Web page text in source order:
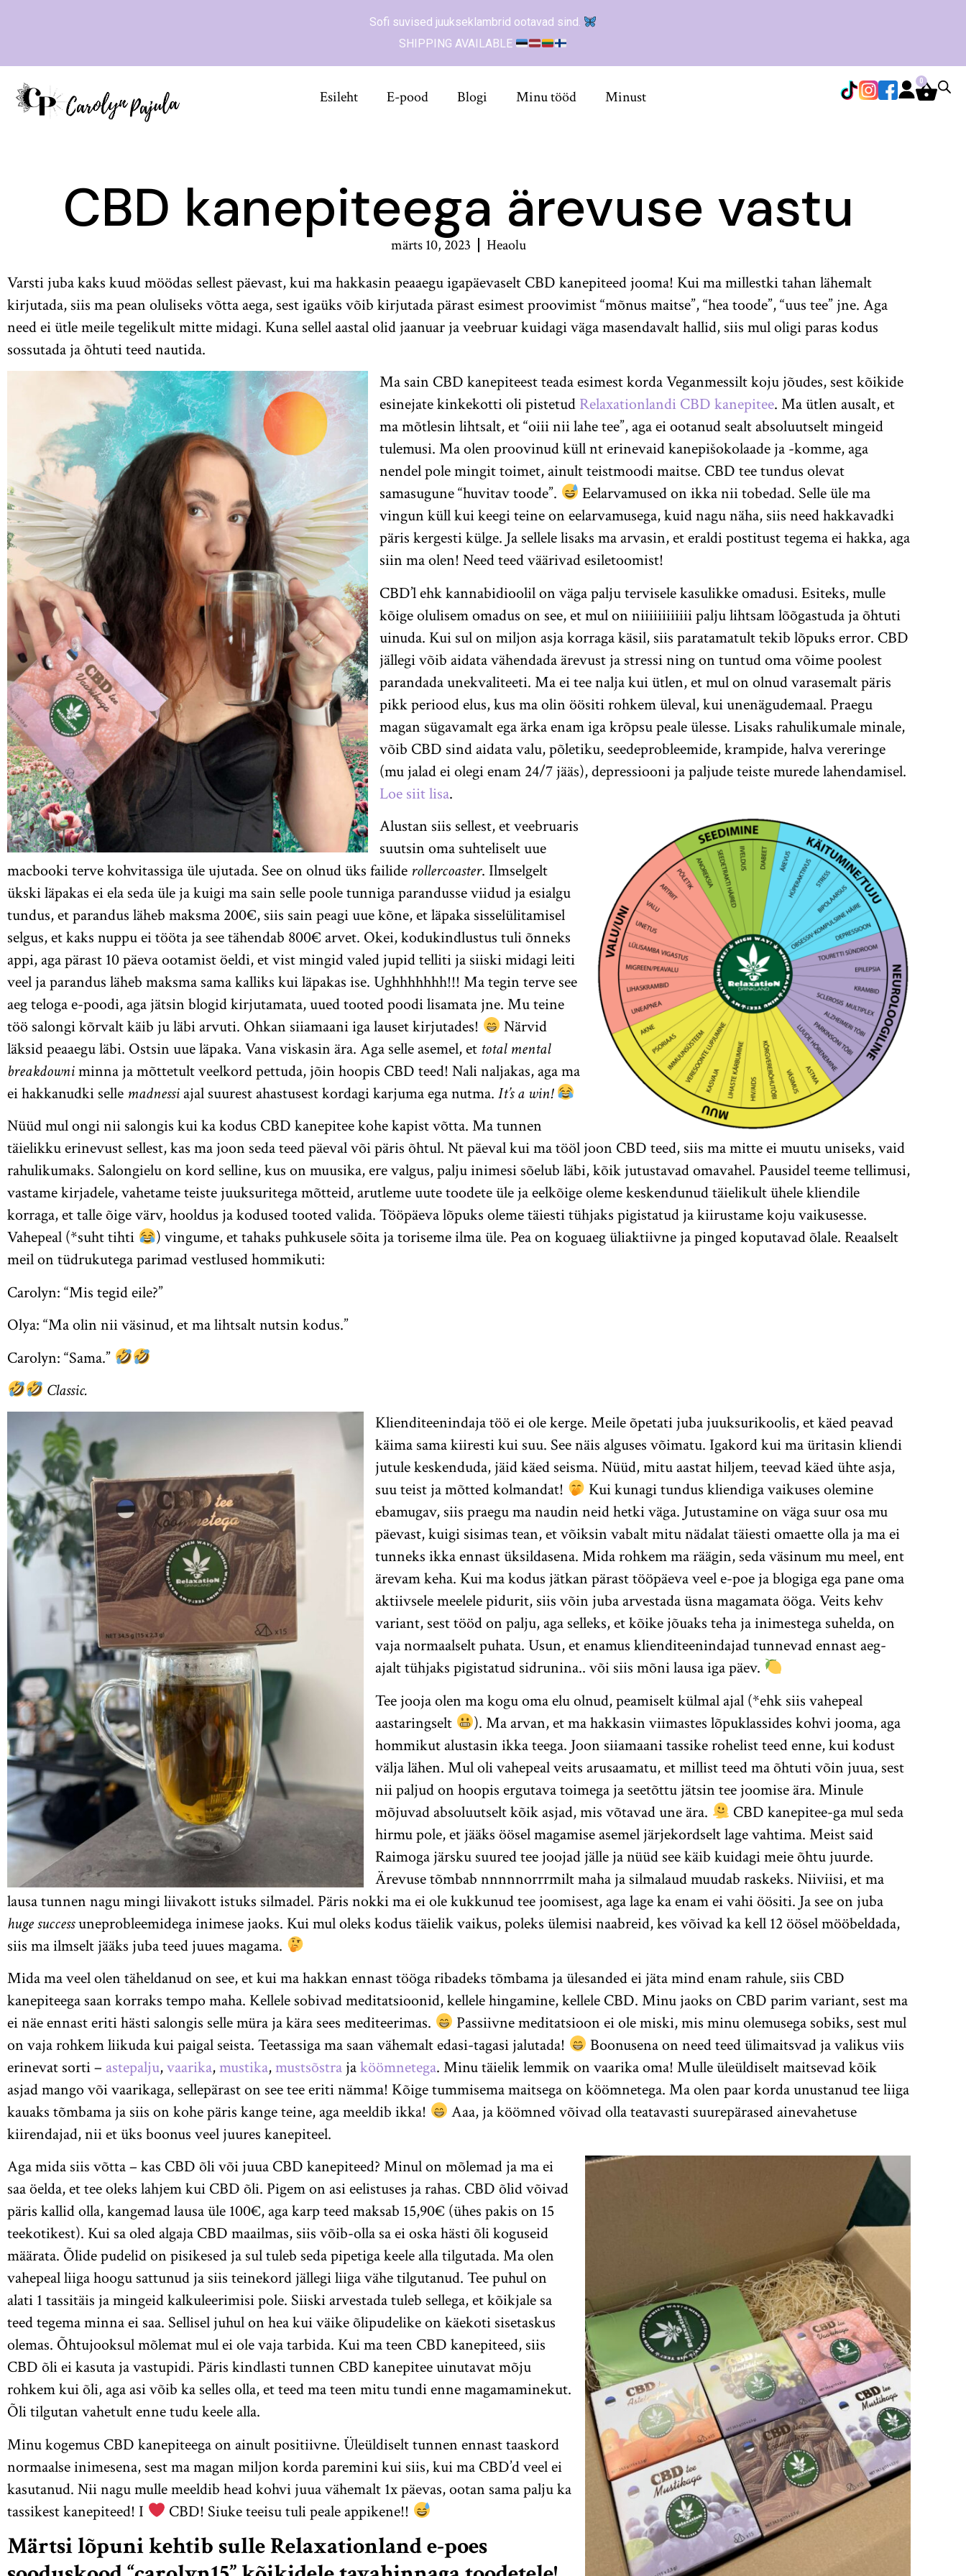
Sofi suvised juukseklambrid ootavad sind.
SHIPPING AVAILABLE
Esileht E-pood Blogi Minu tööd Minust
0
CBD kanepiteega ärevuse vastu
märts 10, 2023 Heaolu
Varsti juba kaks kuud möödas sellest päevast, kui ma hakkasin peaaegu igapäevaselt CBD kanepiteed jooma! Kui ma millestki tahan lähemalt
kirjutada, siis ma pean oluliseks võtta aega, sest igaüks võib kirjutada pärast esimest proovimist “mõnus maitse”, “hea toode”, “uus tee” jne. Aga
need ei ütle meile tegelikult mitte midagi. Kuna sellel aastal olid jaanuar ja veebruar kuidagi väga masendavalt hallid, siis mul oligi paras kodus
sossutada ja õhtuti teed nautida.
Ma sain CBD kanepiteest teada esimest korda Veganmessilt koju jõudes, sest kõikide
esinejate kinkekotti oli pistetud Relaxationlandi CBD kanepitee. Ma ütlen ausalt, et
ma mõtlesin lihtsalt, et “oiii nii lahe tee”, aga ei ootanud sealt absoluutselt mingeid
tulemusi. Ma olen proovinud küll nt erinevaid kanepišokolaade ja -komme, aga
nendel pole mingit toimet, ainult teistmoodi maitse. CBD tee tundus olevat
samasugune “huvitav toode”.
Eelarvamused on ikka nii tobedad. Selle üle ma
vingun küll kui keegi teine on eelarvamusega, kuid nagu näha, siis need hakkavadki
päris kergesti külge. Ja sellele lisaks ma arvasin, et eraldi postitust tegema ei hakka, aga
siin ma olen! Need teed väärivad esiletoomist!
CBD’l ehk kannabidioolil on väga palju tervisele kasulikke omadusi. Esiteks, mulle
kõige olulisem omadus on see, et mul on niiiiiiiiiiii palju lihtsam lõõgastuda ja õhtuti
uinuda. Kui sul on miljon asja korraga käsil, siis paratamatult tekib lõpuks error. CBD
jällegi võib aidata vähendada ärevust ja stressi ning on tuntud oma võime poolest
parandada unekvaliteeti. Ma ei tee nalja kui ütlen, et mul on olnud varasemalt päris
pikk periood elus, kus ma olin öösiti rohkem üleval, kui unenägudemaal. Praegu
magan sügavamalt ega ärka enam iga krõpsu peale ülesse. Lisaks rahulikumale minale,
võib CBD sind aidata valu, põletiku, seedeprobleemide, krampide, halva vereringe
(mu jalad ei olegi enam 24/7 jääs), depressiooni ja paljude teiste murede lahendamisel.
Loe siit lisa.
Alustan siis sellest, et veebruaris
suutsin oma suhteliselt uue
macbooki terve kohvitassiga üle ujutada. See on olnud üks failide rollercoaster. Ilmselgelt
ükski läpakas ei ela seda üle ja kuigi ma sain selle poole tunniga parandusse viidud ja esialgu
tundus, et parandus läheb maksma 200€, siis sain peagi uue kõne, et läpaka sisselülitamisel
selgus, et kaks nuppu ei tööta ja see tähendab 800€ arvet. Okei, kodukindlustus tuli õnneks
appi, aga pärast 10 päeva ootamist öeldi, et vist mingid valed jupid telliti ja siiski midagi leiti
veel ja parandus läheb maksma sama kalliks kui läpakas ise. Ughhhhhhh!!! Ma tegin terve see
aeg teloga e-poodi, aga jätsin blogid kirjutamata, uued tooted poodi lisamata jne. Mu teine
töö salongi kõrvalt käib ju läbi arvuti. Ohkan siiamaani iga lauset kirjutades!
Närvid
läksid peaaegu läbi. Ostsin uue läpaka. Vana viskasin ära. Aga selle asemel, et total mental
breakdowniminna ja mõttetult veelkord pettuda, jõin hoopis CBD teed! Nali naljakas, aga ma
ei hakkanudki selle madnessi ajal suurest ahastusest kordagi karjuma ega nutma. It’s a win!
Nüüd mul ongi nii salongis kui ka kodus CBD kanepitee kohe kapist võtta. Ma tunnen
täielikku erinevust sellest, kas ma joon seda teed päeval või päris õhtul. Nt päeval kui ma tööl joon CBD teed, siis ma mitte ei muutu uniseks, vaid
rahulikumaks. Salongielu on kord selline, kus on muusika, ere valgus, palju inimesi sõelub läbi, kõik jutustavad omavahel. Pausidel teeme tellimusi,
vastame kirjadele, vahetame teiste juuksuritega mõtteid, arutleme uute toodete üle ja eelkõige oleme keskendunud täielikult ühele kliendile
korraga, et talle õige värv, hooldus ja kodused tooted valida. Tööpäeva lõpuks oleme täiesti tühjaks pigistatud ja kiirustame koju vaikusesse.
Vahepeal (*suht tihti
) vingume, et tahaks puhkusele sõita ja toriseme ilma üle. Pea on koguaeg üliaktiivne ja pinged koputavad õlale. Reaalselt
meil on tüdrukutega parimad vestlused hommikuti:
Carolyn: “Mis tegid eile?”
Olya: “Ma olin nii väsinud, et ma lihtsalt nutsin kodus.”
Carolyn: “Sama.”
Classic.
Klienditeenindaja töö ei ole kerge. Meile õpetati juba juuksurikoolis, et käed peavad
käima sama kiiresti kui suu. See näis alguses võimatu. Igakord kui ma üritasin kliendi
jutule keskenduda, jäid käed seisma. Nüüd, mitu aastat hiljem, teevad käed ühte asja,
suu teist ja mõtted kolmandat!
Kui kunagi tundus kliendiga vaikuses olemine
ebamugav, siis praegu ma naudin neid hetki väga. Jutustamine on väga suur osa mu
päevast, kuigi sisimas tean, et võiksin vabalt mitu nädalat täiesti omaette olla ja ma ei
tunneks ikka ennast üksildasena. Mida rohkem ma räägin, seda väsinum mu meel, ent
ärevam keha. Kui ma kodus jätkan pärast tööpäeva veel e-poe ja blogiga ega pane oma
aktiivsele meelele pidurit, siis võin juba arvestada üsna magamata ööga. Veits kehv
variant, sest tööd on palju, aga selleks, et kõike jõuaks teha ja inimestega suhelda, on
vaja normaalselt puhata. Usun, et enamus klienditeenindajad tunnevad ennast aeg-
ajalt tühjaks pigistatud sidrunina.. või siis mõni lausa iga päev.
Tee jooja olen ma kogu oma elu olnud, peamiselt külmal ajal (*ehk siis vahepeal
aastaringselt
). Ma arvan, et ma hakkasin viimastes lõpuklassides kohvi jooma, aga
hommikut alustasin ikka teega. Joon siiamaani tassike rohelist teed enne, kui kodust
välja lähen. Mul oli vahepeal veits arusaamatu, et millist teed ma õhtuti võin juua, sest
nii paljud on hoopis ergutava toimega ja seetõttu jätsin tee joomise ära. Minule
mõjuvad absoluutselt kõik asjad, mis võtavad une ära.
CBD kanepitee-ga mul seda
hirmu pole, et jääks öösel magamise asemel järjekordselt lage vahtima. Meist said
Raimoga järsku suured tee joojad jälle ja nüüd see käib kuidagi meie õhtu juurde.
Ärevuse tõmbab nnnnnorrrmilt maha ja silmalaud muudab raskeks. Niiviisi, et ma
lausa tunnen nagu mingi liivakott istuks silmadel. Päris nokki ma ei ole kukkunud tee joomisest, aga lage ka enam ei vahi öösiti. Ja see on juba
huge successuneprobleemidega inimese jaoks. Kui mul oleks kodus täielik vaikus, poleks ülemisi naabreid, kes võivad ka kell 12 öösel mööbeldada,
siis ma ilmselt jääks juba teed juues magama.
Mida ma veel olen täheldanud on see, et kui ma hakkan ennast tööga ribadeks tõmbama ja ülesanded ei jäta mind enam rahule, siis CBD
kanepiteega saan korraks tempo maha. Kellele sobivad meditatsioonid, kellele hingamine, kellele CBD. Minu jaoks on CBD parim variant, sest ma
ei näe ennast eriti hästi salongis selle müra ja kära sees mediteerimas.
Passiivne meditatsioon ei ole miski, mis minu olemusega sobiks, sest mul
on vaja rohkem liikuda kui paigal seista. Teetassiga ma saan vähemalt edasi-tagasi jalutada!
Boonusena on need teed ülimaitsvad ja valikus viis
erinevat sorti – astepalju,vaarika,mustika,mustsõstra jaköömnetega. Minu täielik lemmik on vaarika oma! Mulle üleüldiselt maitsevad kõik
asjad mango või vaarikaga, sellepärast on see tee eriti nämma! Kõige tummisema maitsega on köömnetega. Ma olen paar korda unustanud tee liiga
kauaks tõmbama ja siis on kohe päris kange teine, aga meeldib ikka!
Aaa, ja köömned võivad olla teatavasti suurepärased ainevahetuse
kiirendajad, nii et üks boonus veel juures kanepiteel.
Aga mida siis võtta – kas CBD õli või juua CBD kanepiteed? Minul on mõlemad ja ma ei
saa öelda, et tee oleks lahjem kui CBD õli. Pigem on asi eelistuses ja rahas. CBD õlid võivad
päris kallid olla, kangemad lausa üle 100€, aga karp teed maksab 15,90€ (ühes pakis on 15
teekotikest). Kui sa oled algaja CBD maailmas, siis võib-olla sa ei oska hästi õli koguseid
määrata. Õlide pudelid on pisikesed ja sul tuleb seda pipetiga keele alla tilgutada. Ma olen
vahepeal liiga hoogu sattunud ja siis teinekord jällegi liiga vähe tilgutanud. Tee puhul on
alati 1 tassitäis ja mingeid kalkuleerimisi pole. Siiski arvestada tuleb sellega, et kõikjale sa
teed tegema minna ei saa. Sellisel juhul on hea kui väike õlipudelike on käekoti sisetaskus
olemas. Õhtujooksul mõlemat mul ei ole vaja tarbida. Kui ma teen CBD kanepiteed, siis
CBD õli ei kasuta ja vastupidi. Päris kindlasti tunnen CBD kanepitee uinutavat mõju
rohkem kui õli, aga asi võib ka selles olla, et teed ma teen mitu tundi enne magamaminekut.
Õli tilgutan vahetult enne tudu keele alla.
Minu kogemus CBD kanepiteega on ainult positiivne. Üleüldiselt tunnen ennast taaskord
normaalse inimesena, sest ma magan miljon korda paremini kui siis, kui ma CBD’d veel ei
kasutanud. Nii nagu mulle meeldib head kohvi juua vähemalt 1x päevas, ootan sama palju ka
tassikest kanepiteed! I
CBD! Siuke teeisu tuli peale appikene!!
Märtsi lõpuni kehtib sulle Relaxationland e-poes